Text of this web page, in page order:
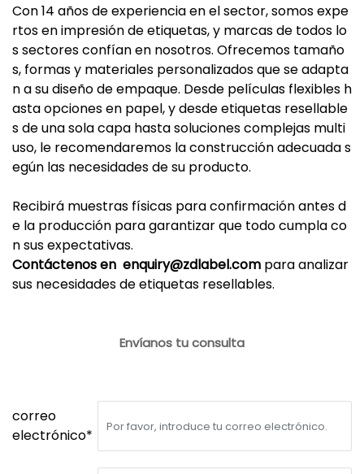
Con 14 años de experiencia en el sector, somos expe
rtos en impresión de etiquetas, y marcas de todos lo
s sectores confían en nosotros. Ofrecemos tamaño
s, formas y materiales personalizados que se adapta
n a su diseño de empaque. Desde películas flexibles h
asta opciones en papel, y desde etiquetas resellable
s de una sola capa hasta soluciones complejas multi
uso, le recomendaremos la construcción adecuada s
egún las necesidades de su producto.
Recibirá muestras físicas para confirmación antes d
e la producción para garantizar que todo cumpla co
n sus expectativas.
Contáctenos en enquiry@zdlabel.com para analizar
sus necesidades de etiquetas resellables.
Envíanos tu consulta
correo
electrónico*